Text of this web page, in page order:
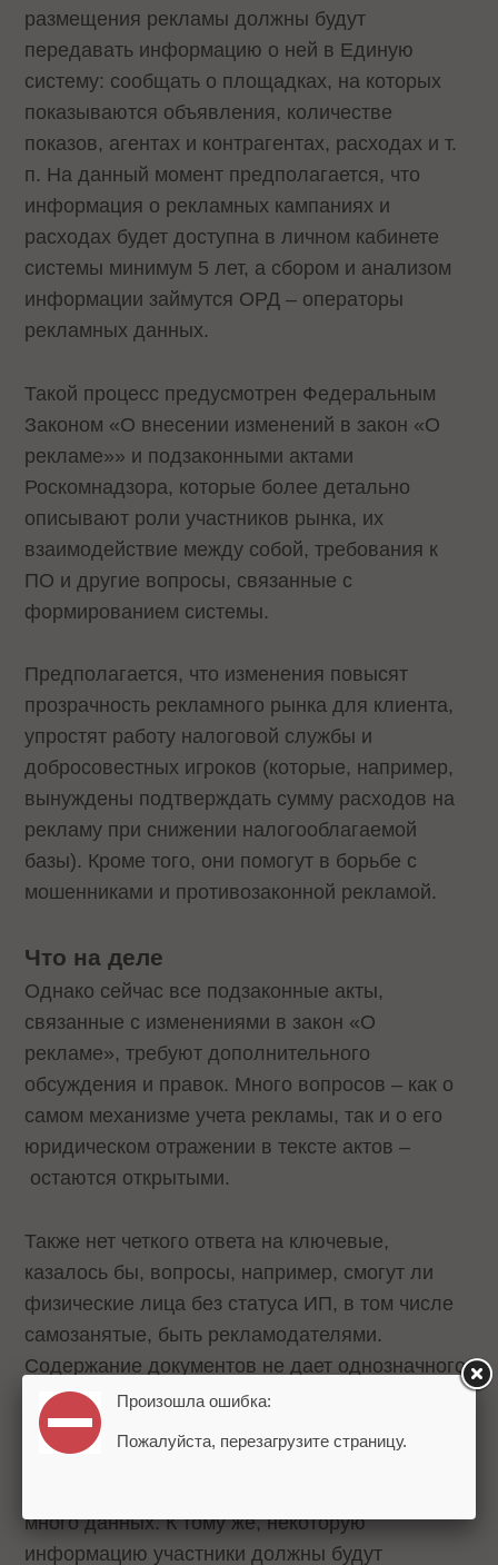
размещения рекламы должны будут
передавать информацию о ней в Единую
систему: сообщать о площадках, на которых
показываются объявления, количестве
показов, агентах и контрагентах, расходах и т.
п. На данный момент предполагается, что
информация о рекламных кампаниях и
расходах будет доступна в личном кабинете
системы минимум 5 лет, а сбором и анализом
информации займутся ОРД – операторы
рекламных данных.
Такой процесс предусмотрен Федеральным
Законом «О внесении изменений в закон «О
рекламе»» и подзаконными актами
Роскомнадзора, которые более детально
описывают роли участников рынка, их
взаимодействие между собой, требования к
ПО и другие вопросы, связанные с
формированием системы.
Предполагается, что изменения повысят
прозрачность рекламного рынка для клиента,
упростят работу налоговой службы и
добросовестных игроков (которые, например,
вынуждены подтверждать сумму расходов на
рекламу при снижении налогооблагаемой
базы). Кроме того, они помогут в борьбе с
мошенниками и противозаконной рекламой.
Что на деле
Однако сейчас все подзаконные акты,
связанные с изменениями в закон «О
рекламе», требуют дополнительного
обсуждения и правок. Много вопросов – как о
самом механизме учета рекламы, так и о его
юридическом отражении в тексте актов –
остаются открытыми.
Также нет четкого ответа на ключевые,
казалось бы, вопросы, например, смогут ли
физические лица без статуса ИП, в том числе
самозанятые, быть рекламодателями.
Содержание документов не дает однозначного
ответа.
У участников рынка появится серьезная
много данных. К тому же, некоторую
информацию участники должны будут
Произошла ошибка:
Пожалуйста, перезагрузите страницу.